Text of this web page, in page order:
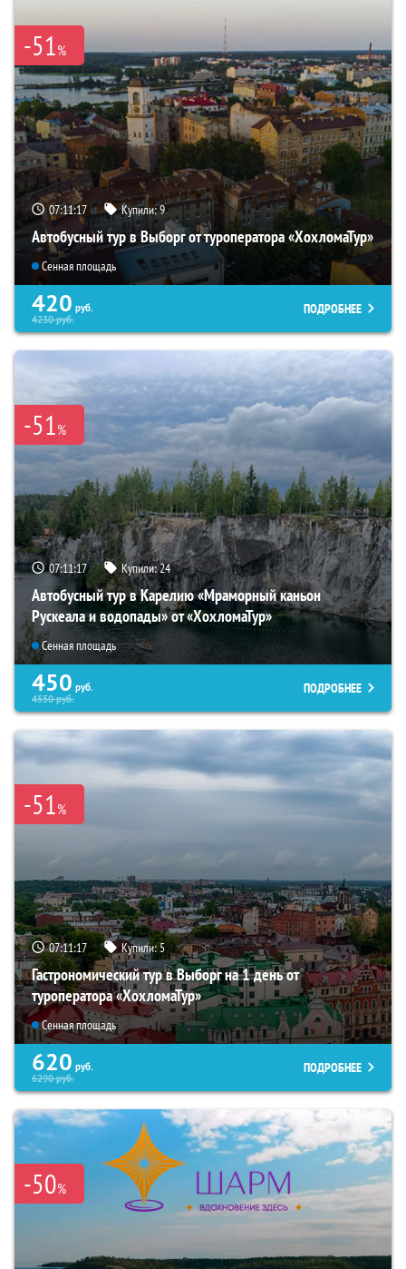
-51%
07:11:16 Купили:9
Автобусный тур в Выборг от туроператора «ХохломаТур»
Сенная площадь
420 руб.
4230руб.
ПОДРОБНЕЕ
-51%
07:11:16 Купили:24
Автобусный тур в Карелию «Мраморный каньон
Рускеала и водопады» от «ХохломаТур»
Сенная площадь
450 руб.
4550руб.
ПОДРОБНЕЕ
-51%
07:11:16 Купили:5
Гастрономический тур в Выборг на 1 день от
туроператора «ХохломаТур»
Сенная площадь
620 руб.
6290руб.
ПОДРОБНЕЕ
-50%